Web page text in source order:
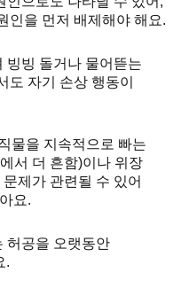
인을 먼저 배제해야 해요.
빙빙 돌거나 물어뜯는
도 자기 손상 행동이
물을 지속적으로 빠는
서 더 흔함)이나 위장
제가 관련될 수 있어
요.
허공을 오랫동안
.